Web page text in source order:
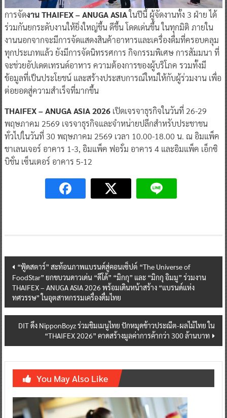
การจัดงาน THAIFEX – ANUGA ASIAในปีนี้ ผู้จัดงานทั้ง 3 ฝ่าย ได้
ร่วมกันยกระดับงานให้ยิ่งใหญ่ขึ้น ดีขึ้น โดดเด่นขึ้น ในทุกมิติ ภายใน
งานนอกจากจะมีการจัดแสดงสินค้าอาหารและเครื่องดื่มที่ครอบคลุม
ทุกประเภทแล้ว ยังมีการจัดนิทรรศการ กิจกรรมพิเศษ การสัมมนา ที่
จะช่วยอัปเดตเทรนด์อาหาร ความต้องการของผู้บริโภค รวมทั้งมี
ข้อมูลที่เป็นประโยชน์ และสร้างประสบการณ์ใหม่ให้กับผู้ร่วมงาน เพื่อ
ต่อยอดสู่ความสำเร็จที่มากขึ้น
THAIFEX – ANUGA ASIA 2026เปิดเจรจาธุรกิจในวันที่ 26-29
พฤษภาคม 2569 เจรจาธุรกิจและจำหน่ายปลีกสำหรับประชาชน
ทั่วไปในวันที่ 30 พฤษภาคม 2569 เวลา 10.00-18.00 น. ณ อิมแพ็ค
ชาเลนเจอร์ อาคาร 1-3, อิมแพ็ค ฟอรั่ม อาคาร 4 และอิมแพ็ค เอ็กซิ
บิชั่น เซ็นเตอร์ อาคาร 5-12
Post
navigation
“ฟู้ดสตาร์” สะท้อนภาพแบรนด์สู่คอนเซ็ปต์ “The Universe of
FoodStar” ยกขบวนดาวเด่น “ดีโด้” “มิกกุ” และ “มิกกุ อิมมู” ร่วมงาน
THAIFEX – ANUGA ASIA 2026 พร้อมเดินหน้าสร้าง “แบรนด์แห่ง
ทศวรรษ” ในอุตสาหกรรมเครื่องดื่มไทย
DIT ดึง NipponBoyz ร่วมชิมเมนูไทย ปักหมุดข้าวประณีต-ผลไม้ไทย ใน
“THAIFEX 2026” คาดสร้างมูลค่าการค้ากว่า 300 ล้านบาท
You May Also Like